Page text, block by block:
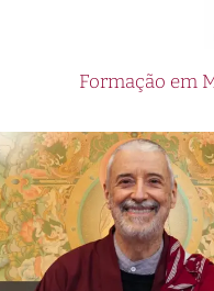
Formação em